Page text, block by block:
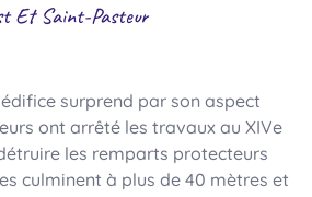
Et Saint-Pasteur
surprend par son aspect
ont arrêté les travaux au XIVe
les remparts protecteurs
culminent à plus de 40 mètres et